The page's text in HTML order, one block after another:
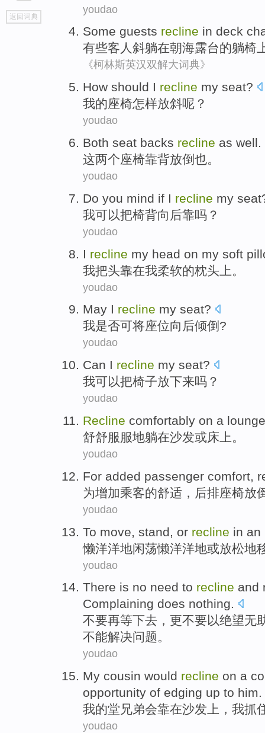
go
top
返回词典
youdao
Some guests recline in deck
有些客人 斜躺在朝海露台的躺椅
《柯林斯英汉双解大词典》
How should I recline my seat?
我的座椅怎样放斜呢？
youdao
Both seat backs recline as well.
这两个座椅靠背放倒也。
youdao
Do you mind if I recline my
我可以把椅背向后靠吗？
youdao
I recline my head on my soft
我把头靠在我柔软的枕头上 。
youdao
May I recline my seat?
我是否可将座位向后倾倒?
youdao
Can I recline my seat?
我可以把椅子放下来吗？
youdao
Recline comfortably on a lounge
舒舒服服地躺在沙发或床上。
youdao
For added passenger comfort,
为增加乘客的舒适 ， 后排座椅放
youdao
To move stand or recline in an
懒洋洋地闲荡懒洋洋地或放松地
youdao
There is no need to recline and
Complaining does nothing.
不要再等下去，更不要以绝望无
不能解决问题。
youdao
My cousin would recline on a
opportunity of edging up to him.
我的堂兄弟会靠在沙发上 ， 我抓
youdao